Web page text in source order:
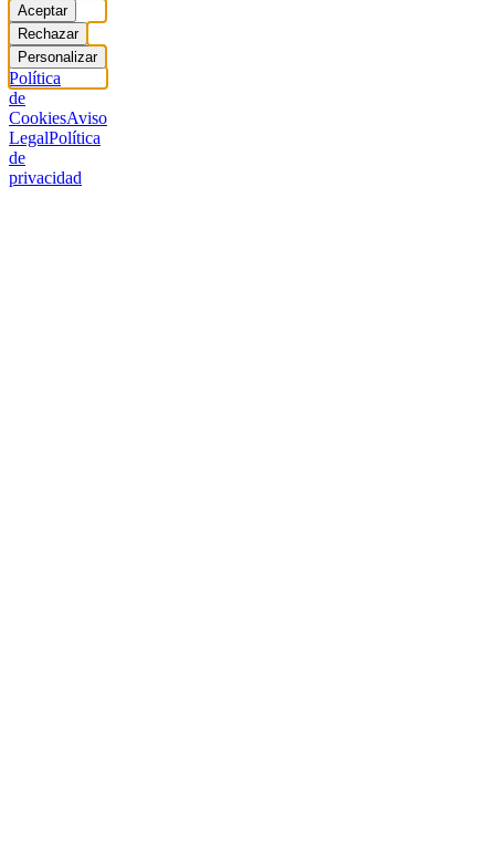
Aceptar
Rechazar
Personalizar
Política
de
CookiesAviso
LegalPolítica
de
privacidad